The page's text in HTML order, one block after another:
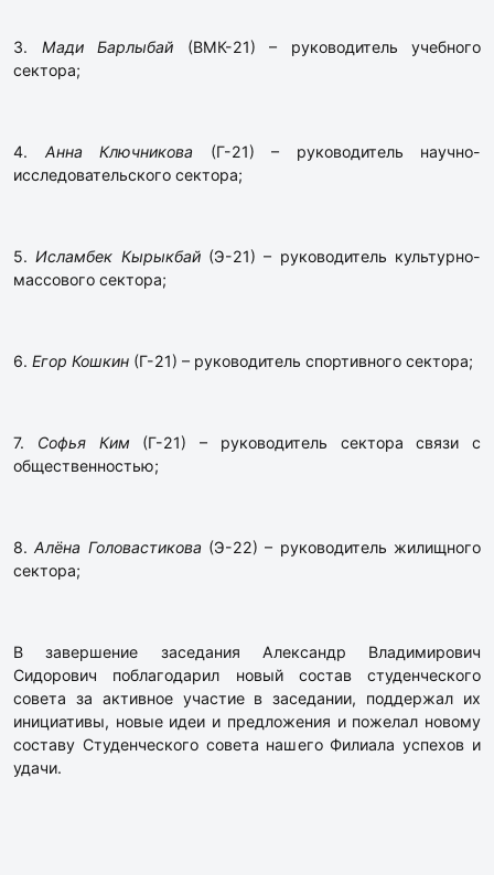
3. Мади Барлыбай (ВМК-21) – руководитель учебного
сектора;
4. Анна Ключникова (Г-21) – руководитель научно-
исследовательского сектора;
5.Исламбек Кырыкбай(Э-21) – руководитель культурно-
массового сектора;
6. Егор Кошкин (Г-21) – руководитель спортивного сектора;
7. Софья Ким (Г-21) – руководитель сектора связи с
общественностью;
8.Алёна Головастикова (Э-22) – руководитель жилищного
сектора;
В завершение заседания Александр Владимирович
Сидорович поблагодарил новый состав студенческого
совета за активное участие в заседании, поддержал их
инициативы, новые идеи и предложения и пожелал новому
составу Студенческого совета нашего Филиала успехов и
удачи.